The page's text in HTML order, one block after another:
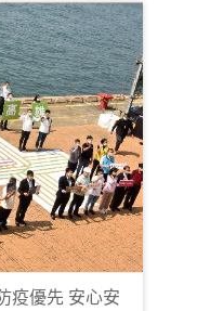
疫優先 安心安